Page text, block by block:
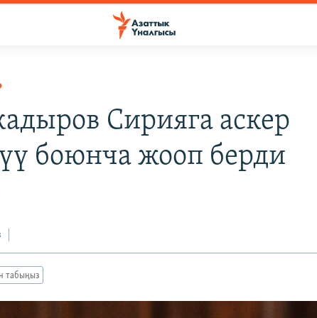
Сирияга аскер
боюнча жооп берди
табыңыз